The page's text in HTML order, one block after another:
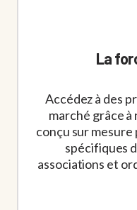
La
Accédez à des
marché grâce
conçu sur
spécifiques
associations et